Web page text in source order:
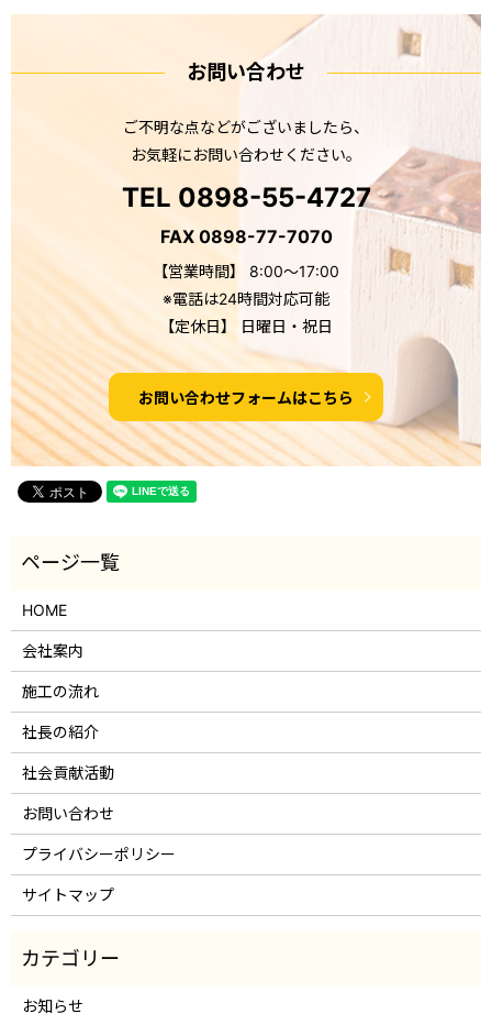
お問い合わせ
ご不明な点などがございましたら、
お気軽にお問い合わせください。
TEL 0898-55-4727
FAX 0898-77-7070
【営業時間】 8:00～17:00
※電話は24時間対応可能
【定休日】 日曜日・祝日
お問い合わせフォームはこちら
HOME
会社案内
施工の流れ
社長の紹介
社会貢献活動
お問い合わせ
プライバシーポリシー
サイトマップ
お知らせ